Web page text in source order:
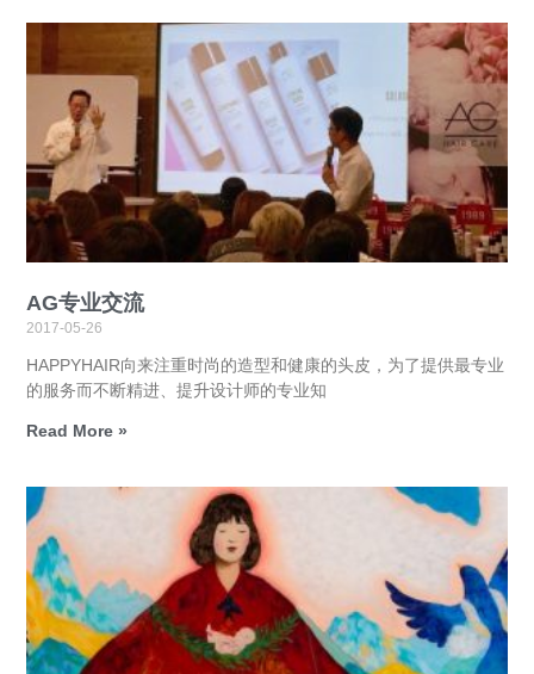
AG专业交流
2017-05-26
HAPPYHAIR向来注重时尚的造型和健康的头皮，为了提供最专业
的服务而不断精进、提升设计师的专业知
Read More »